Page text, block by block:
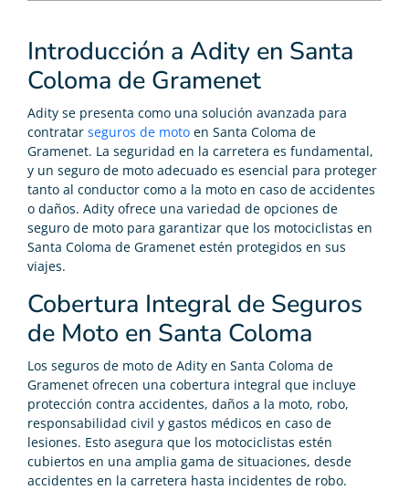
Introducción a Adity en Santa
Coloma de Gramenet
Adity se presenta como una solución avanzada para
contratar seguros de moto en Santa Coloma de
Gramenet. La seguridad en la carretera es fundamental,
y un seguro de moto adecuado es esencial para proteger
tanto al conductor como a la moto en caso de accidentes
o daños. Adity ofrece una variedad de opciones de
seguro de moto para garantizar que los motociclistas en
Santa Coloma de Gramenet estén protegidos en sus
viajes.
Cobertura Integral de Seguros
de Moto en Santa Coloma
Los seguros de moto de Adity en Santa Coloma de
Gramenet ofrecen una cobertura integral que incluye
protección contra accidentes, daños a la moto, robo,
responsabilidad civil y gastos médicos en caso de
lesiones. Esto asegura que los motociclistas estén
cubiertos en una amplia gama de situaciones, desde
accidentes en la carretera hasta incidentes de robo.